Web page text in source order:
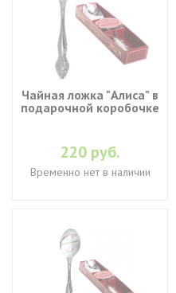
Чайная ложка "Алиса" в
подарочной коробочке
220 руб.
Временно нет в наличии